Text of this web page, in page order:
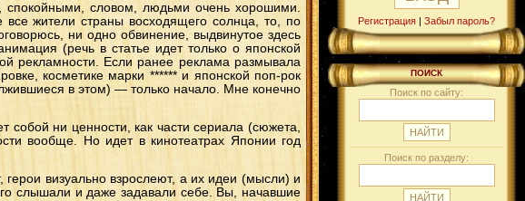
спокойными, словом, людьми очень хорошими.
жители страны восходящего солнца, то, по
ни одно обвинение, выдвинутое здесь
(речь в статье идет только о японской
рекламности. Если ранее реклама размывала
косметике марки ****** и японской поп-рок
в этом) — только начало. Мне конечно
ни ценности, как части сериала (сюжета,
вообще. Но идет в кинотеатрах Японии год
визуально взрослеют, а их идеи (мысли) и
слышали и даже задавали себе. Вы, начавшие
Регистрация | Забыл пароль?
ПОИСК
Поиск по сайту:
Поиск по разделу: